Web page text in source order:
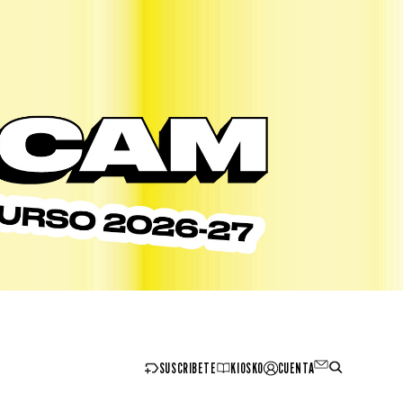
SUSCRIBETE KIOSKO CUENTA